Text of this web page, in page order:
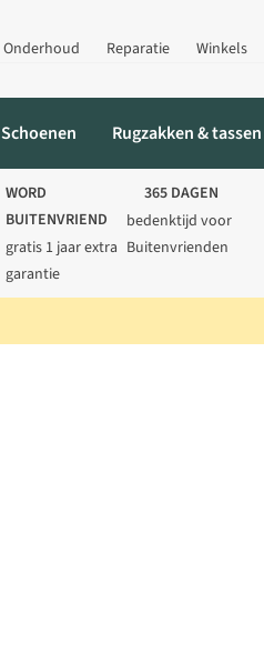
Onderhoud Reparatie Winkels
Schoenen Rugzakken & tassen
WORD
BUITENVRIEND
gratis 1 jaar extra
garantie
365 DAGEN
bedenktijd voor
Buitenvrienden